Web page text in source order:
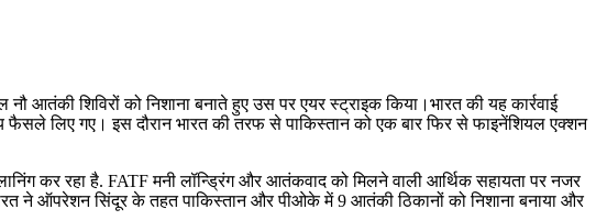
शिविरों को निशाना बनाते हुए उस पर एयर स्ट्राइक किया।भारत की यह कार्रवाई
लिए गए। इस दौरान भारत की तरफ से पाकिस्तान को एक बार फिर से फाइनेंशियल एक्शन
कर रहा है. FATF मनी लॉन्ड्रिंग और आतंकवाद को मिलने वाली आर्थिक सहायता पर नजर
ने ऑपरेशन सिंदूर के तहत पाकिस्तान और पीओके में 9 आतंकी ठिकानों को निशाना बनाया और